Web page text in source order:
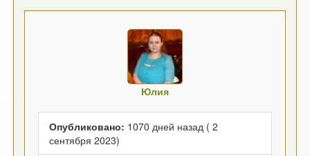
Юлия
Опубликовано: 1070 дней назад ( 2
сентября 2023)